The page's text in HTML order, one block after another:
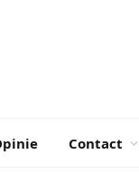
Contact